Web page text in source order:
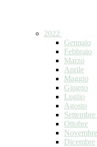
2022
Gennaio
Febbraio
Marzo
Aprile
Maggio
Giugno
Luglio
Agosto
Settembre
Ottobre
Novembre
Dicembre